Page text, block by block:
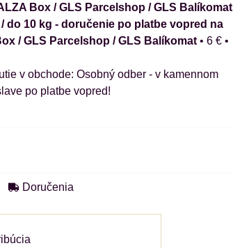
Box / GLS Parcelshop / GLS Balíkomat
do 10 kg - doručenie po platbe vopred na
/ GLS Parcelshop / GLS Balíkomat• 6 € •
Osobný odber - v kamennom
po platbe vopred!
Doručenia